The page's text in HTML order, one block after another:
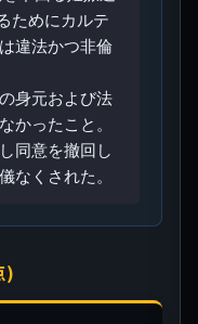
ためにカルテ
違法かつ非倫
身元および法
かったこと。
同意を撤回し
なくされた。
)